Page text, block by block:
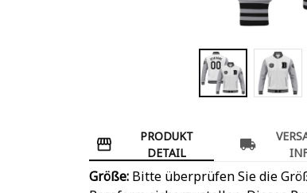
PRODUKT
DETAIL
Größe: Bitte überprüfen Sie die